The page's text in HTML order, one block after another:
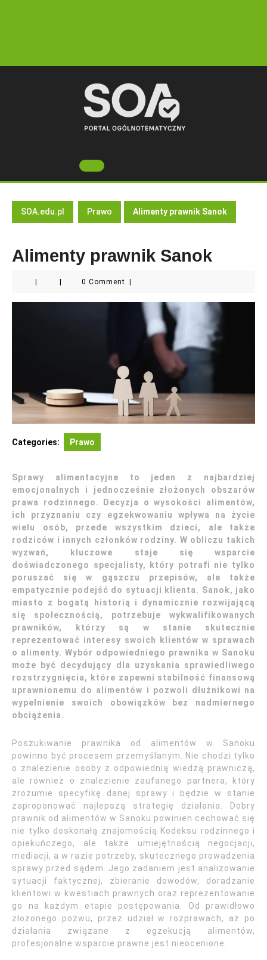
Open
Button
SOA.edu.pl Prawo Alimenty prawnik Sanok
Alimenty prawnik Sanok
0 Comment
Categories: Prawo
Sprawy alimentacyjne to jeden z najbardziej
emocjonalnych i jednocześnie złożonych obszarów
prawa rodzinnego. Decyzja o wysokości alimentów,
ich przyznaniu czy egzekwowaniu wpływa na życie
wielu osób, przede wszystkim dzieci, ale także
rodziców i innych członków rodziny. W obliczu takich
wyzwań, kluczowe staje się wsparcie
doświadczonego specjalisty, który potrafi nie tylko
poruszać się w gąszczu przepisów, ale także
empatycznie podejść do sytuacji klienta. Sanok, jako
miasto z bogatą historią i dynamicznie rozwijającą
się społecznością, potrzebuje wykwalifikowanych
prawników, którzy są w stanie skutecznie
reprezentować interesy swoich klientów w sprawach
o alimenty. Wybór odpowiedniego prawnika w Sanoku
może być decydujący dla uzyskania sprawiedliwego
rozstrzygnięcia, które zapewni stabilność finansową
uprawnionemu do alimentów i pozwoli dłużnikowi na
wypełnienie swoich obowiązków bez nadmiernego
obciążenia.
Poszukiwanie prawnika od alimentów w Sanoku
powinno być procesem przemyślanym. Nie chodzi tylko
o znalezienie osoby z odpowiednią wiedzą prawniczą,
ale również o znalezienie zaufanego partnera, który
zrozumie specyfikę danej sprawy i będzie w stanie
zaproponować najlepszą strategię działania. Dobry
prawnik od alimentów w Sanoku powinien cechować się
nie tylko doskonałą znajomością Kodeksu rodzinnego i
opiekuńczego, ale także umiejętnością negocjacji,
mediacji, a w razie potrzeby, skutecznego prowadzenia
sprawy przed sądem. Jego zadaniem jest analizowanie
sytuacji faktycznej, zbieranie dowodów, doradzanie
klientowi w kwestiach prawnych oraz reprezentowanie
go na każdym etapie postępowania. Od prawidłowo
złożonego pozwu, przez udział w rozprawach, aż po
działania związane z egzekucją alimentów,
profesjonalne wsparcie prawne jest nieocenione.